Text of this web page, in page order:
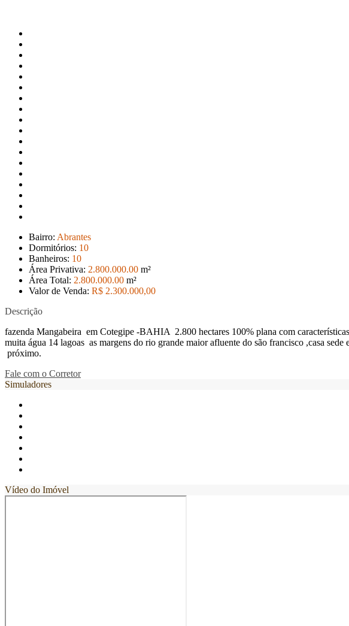
Bairro: Abrantes
Dormitórios: 10
Banheiros: 10
Área Privativa: 2.800.000.00 m²
Área Total: 2.800.000.00 m²
Valor de Venda: R$ 2.300.000,00
Descrição
fazenda Mangabeira em Cotegipe -BAHIA 2.800 hectares 100% plana com
muita água 14 lagoas as margens do rio grande maior afluente do são francisco ,casa
próximo.
Fale com o Corretor
Simuladores
Vídeo do Imóvel